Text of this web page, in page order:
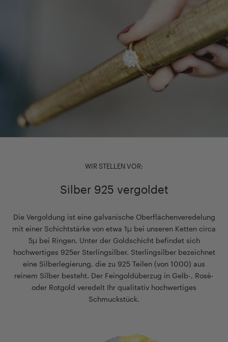
WIR STELLEN VOR:
Silber 925 vergoldet
Die Vergoldung ist eine galvanische Oberflächenveredelung
mit einer Schichtstärke von etwa 1µ bei unseren Ketten circa
5µ bei Ringen. Unter der Goldschicht befindet sich
hochwertiges 925er Sterlingsilber. Sterlingsilber bezeichnet
eine Silberlegierung, die zu 925 Teilen (von 1000) aus
reinem Silber besteht. Der Feingoldüberzug in Gelb-, Rosè-
oder Rotgold veredelt Ihr qualitativ hochwertiges
Schmuckstück.